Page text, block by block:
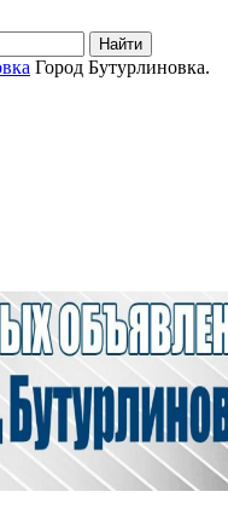
Найти
Город Бутурлиновка.